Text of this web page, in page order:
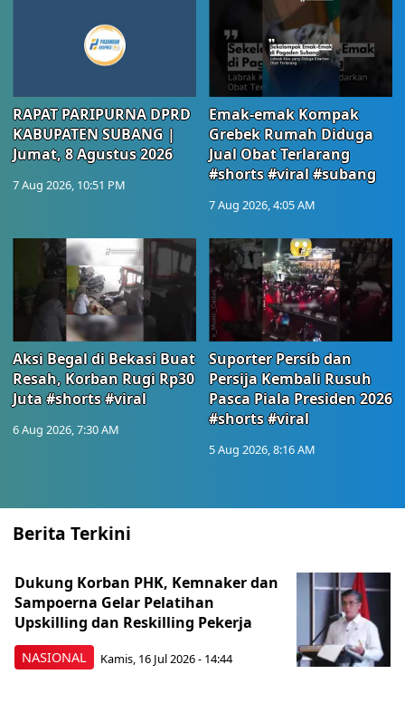
RAPAT PARIPURNA DPRD
KABUPATEN SUBANG |
Jumat, 8 Agustus 2026
7 Aug 2026, 10:51 PM
Emak-emak Kompak
Grebek Rumah Diduga
Jual Obat Terlarang
#shorts #viral #subang
7 Aug 2026, 4:05 AM
Aksi Begal di Bekasi Buat
Resah, Korban Rugi Rp30
Juta #shorts #viral
6 Aug 2026, 7:30 AM
Suporter Persib dan
Persija Kembali Rusuh
Pasca Piala Presiden 2026
#shorts #viral
5 Aug 2026, 8:16 AM
Berita Terkini
NASIONAL
Dukung Korban PHK, Kemnaker dan
Sampoerna Gelar Pelatihan
Upskilling dan Reskilling Pekerja
Kamis, 16 Jul 2026 - 14:44